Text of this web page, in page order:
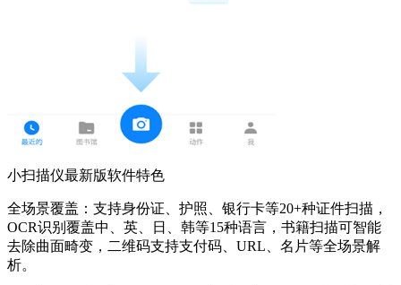
小扫描仪最新版软件特色
全场景覆盖：支持身份证、护照、银行卡等20+种证件扫描，
OCR识别覆盖中、英、日、韩等15种语言，书籍扫描可智能
去除曲面畸变，二维码支持支付码、URL、名片等全场景解
析。